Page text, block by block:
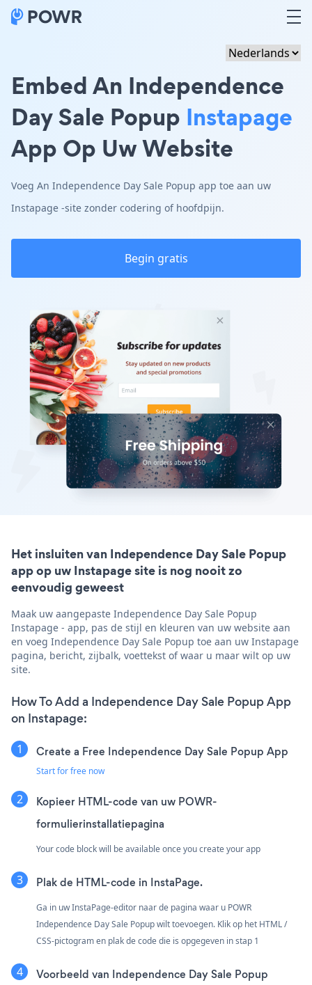
Embed An Independence
Day Sale Popup Instapage
App Op Uw Website
Voeg An Independence Day Sale Popup app toe aan uw
Instapage -site zonder codering of hoofdpijn.
Begin gratis
Het insluiten van Independence Day Sale Popup
app op uw Instapage site is nog nooit zo
eenvoudig geweest
Maak uw aangepaste Independence Day Sale Popup
Instapage - app, pas de stijl en kleuren van uw website aan
en voeg Independence Day Sale Popup toe aan uw Instapage
pagina, bericht, zijbalk, voettekst of waar u maar wilt op uw
site.
How To Add a Independence Day Sale Popup App
on Instapage:
Create a Free Independence Day Sale Popup App
Start for free now
Kopieer HTML-code van uw POWR-
formulierinstallatiepagina
Your code block will be available once you create your app
Plak de HTML-code in InstaPage.
Ga in uw InstaPage-editor naar de pagina waar u POWR
Independence Day Sale Popup wilt toevoegen. Klik op het HTML /
CSS-pictogram en plak de code die is opgegeven in stap 1
Voorbeeld van Independence Day Sale Popup